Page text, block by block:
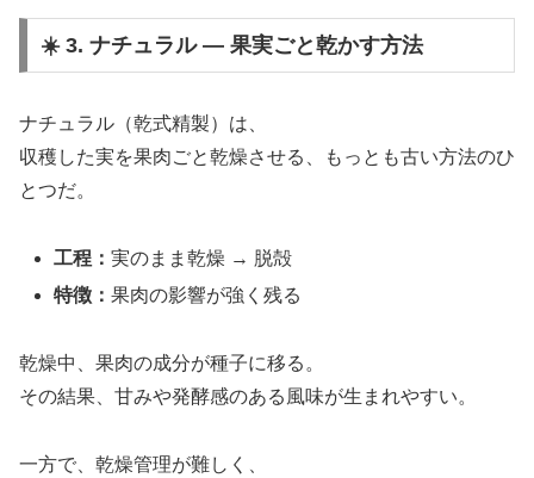
☀️ 3. ナチュラル ― 果実ごと乾かす方法
ナチュラル（乾式精製）は、
収穫した実を果肉ごと乾燥させる、もっとも古い方法のひ
とつだ。
工程：実のまま乾燥 → 脱殻
特徴：果肉の影響が強く残る
乾燥中、果肉の成分が種子に移る。
その結果、甘みや発酵感のある風味が生まれやすい。
一方で、乾燥管理が難しく、